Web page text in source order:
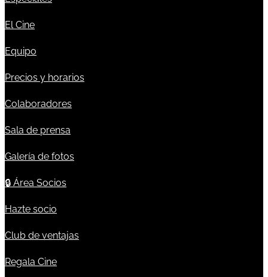
El Cine
Equipo
Precios y horarios
Colaboradores
Sala de prensa
Galería de fotos
🔒 Área Socios
Hazte socio
Club de ventajas
Regala Cine